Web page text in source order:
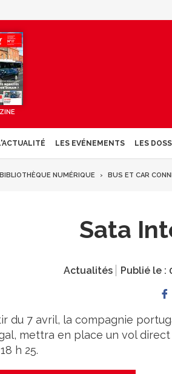
LES EVÉNEMENTS LES
BIBLIOTHÈQUE NUMÉRIQUE BUS ET CAR
Sata
Actualités Publié le :
du 7 avril, la compagnie
mettra en place un vol
h 25.